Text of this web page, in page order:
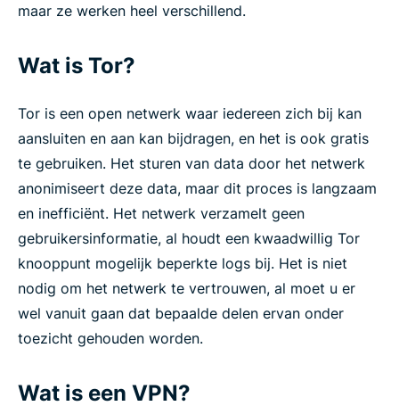
maar ze werken heel verschillend.
Wat is Tor?
Tor is een open netwerk waar iedereen zich bij kan
aansluiten en aan kan bijdragen, en het is ook gratis
te gebruiken. Het sturen van data door het netwerk
anonimiseert deze data, maar dit proces is langzaam
en inefficiënt. Het netwerk verzamelt geen
gebruikersinformatie, al houdt een kwaadwillig Tor
knooppunt mogelijk beperkte logs bij. Het is niet
nodig om het netwerk te vertrouwen, al moet u er
wel vanuit gaan dat bepaalde delen ervan onder
toezicht gehouden worden.
Wat is een VPN?